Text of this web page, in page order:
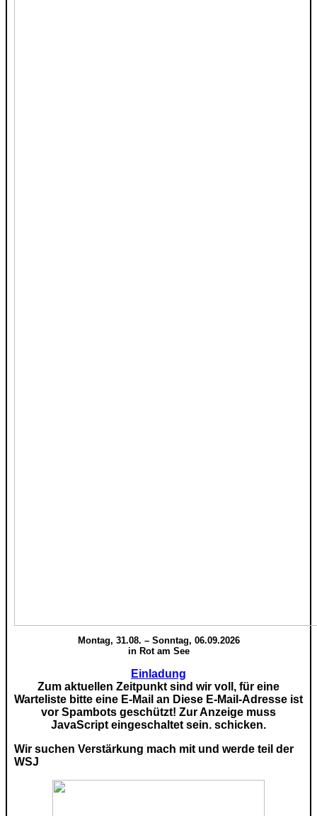
Montag, 31.08. – Sonntag, 06.09.2026
in Rot am See
Einladung
Zum aktuellen Zeitpunkt sind wir voll, für eine
Warteliste bitte eine E-Mail an Diese E-Mail-Adresse ist
vor Spambots geschützt! Zur Anzeige muss
JavaScript eingeschaltet sein. schicken.
Wir suchen Verstärkung mach mit und werde teil der
WSJ